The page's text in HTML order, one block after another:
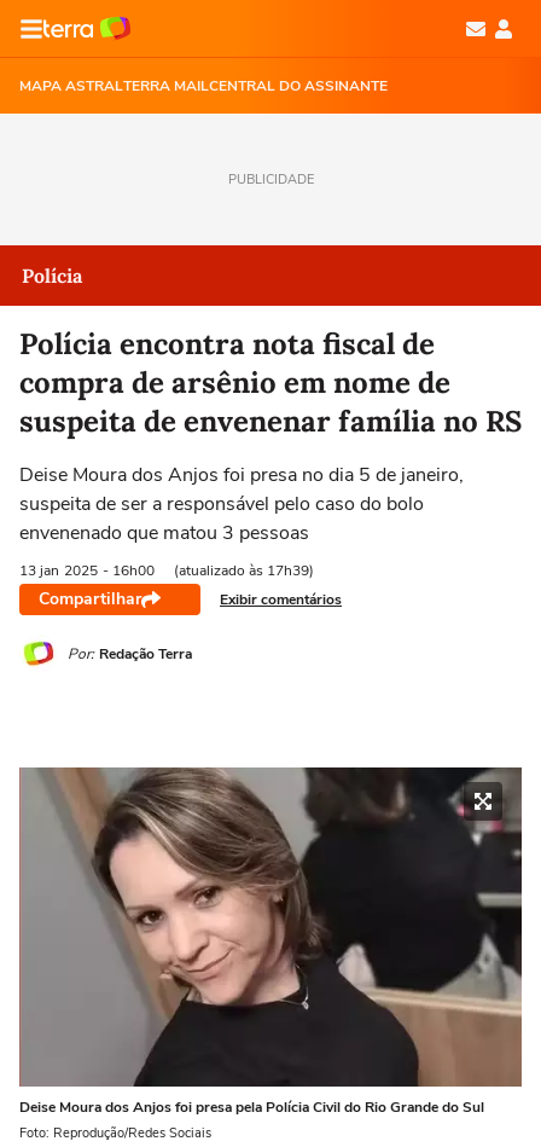
MAPA ASTRALTERRA MAILCENTRAL DO ASSINANTE
PUBLICIDADE
Polícia
Polícia encontra nota fiscal de
compra de arsênio em nome de
suspeita de envenenar família no RS
Deise Moura dos Anjos foi presa no dia 5 de janeiro,
suspeita de ser a responsável pelo caso do bolo
envenenado que matou 3 pessoas
13 jan 2025 - 16h00 (atualizado às 17h39)
Compartilhar Exibir comentários
Por: Redação Terra
Deise Moura dos Anjos foi presa pela Polícia Civil do Rio Grande do Sul
Foto: Reprodução/Redes Sociais